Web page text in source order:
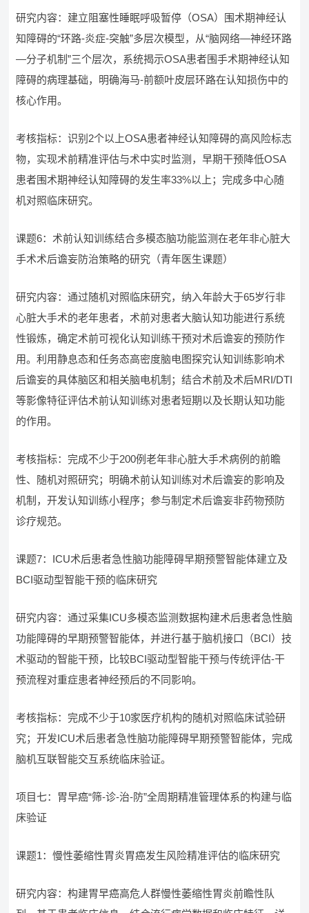
研究内容：建立阻塞性睡眠呼吸暂停（OSA）围术期神经认
知障碍的“环路-炎症-突触”多层次模型，从“脑网络—神经环路
—分子机制”三个层次，系统揭示OSA患者围手术期神经认知
障碍的病理基础，明确海马-前额叶皮层环路在认知损伤中的
核心作用。
考核指标：识别2个以上OSA患者神经认知障碍的高风险标志
物，实现术前精准评估与术中实时监测，早期干预降低OSA
患者围术期神经认知障碍的发生率33%以上；完成多中心随
机对照临床研究。
课题6：术前认知训练结合多模态脑功能监测在老年非心脏大
手术术后谵妄防治策略的研究（青年医生课题）
研究内容：通过随机对照临床研究，纳入年龄大于65岁行非
心脏大手术的老年患者，术前对患者大脑认知功能进行系统
性锻炼，确定术前可视化认知训练干预对术后谵妄的预防作
用。利用静息态和任务态高密度脑电图探究认知训练影响术
后谵妄的具体脑区和相关脑电机制；结合术前及术后MRI/DTI
等影像特征评估术前认知训练对患者短期以及长期认知功能
的作用。
考核指标：完成不少于200例老年非心脏大手术病例的前瞻
性、随机对照研究；明确术前认知训练对术后谵妄的影响及
机制，开发认知训练小程序；参与制定术后谵妄非药物预防
诊疗规范。
课题7：ICU术后患者急性脑功能障碍早期预警智能体建立及
BCI驱动型智能干预的临床研究
研究内容：通过采集ICU多模态监测数据构建术后患者急性脑
功能障碍的早期预警智能体，并进行基于脑机接口（BCI）技
术驱动的智能干预，比较BCI驱动型智能干预与传统评估-干
预流程对重症患者神经预后的不同影响。
考核指标：完成不少于10家医疗机构的随机对照临床试验研
究；开发ICU术后患者急性脑功能障碍早期预警智能体，完成
脑机互联智能交互系统临床验证。
项目七：胃早癌“筛-诊-治-防”全周期精准管理体系的构建与临
床验证
课题1：慢性萎缩性胃炎胃癌发生风险精准评估的临床研究
研究内容：构建胃早癌高危人群慢性萎缩性胃炎前瞻性队